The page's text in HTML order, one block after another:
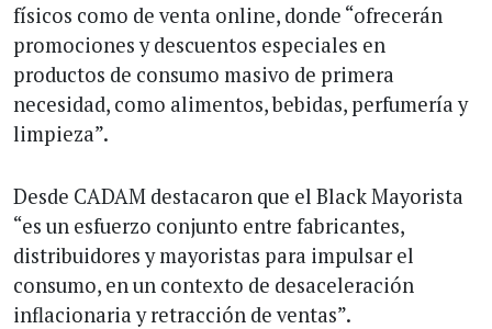
físicos como de venta online, donde “ofrecerán
promociones y descuentos especiales en
productos de consumo masivo de primera
necesidad, como alimentos, bebidas, perfumería y
limpieza”.
Desde CADAM destacaron que el Black Mayorista
“es un esfuerzo conjunto entre fabricantes,
distribuidores y mayoristas para impulsar el
consumo, en un contexto de desaceleración
inflacionaria y retracción de ventas”.